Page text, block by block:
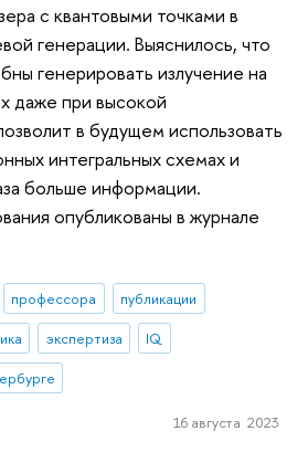
с квантовыми точками в
генерации. Выяснилось, что
генерировать излучение на
даже при высокой
в будущем использовать
интегральных схемах и
больше информации.
опубликованы в журнале
профессора
публикации
экспертиза
IQ
16 августа 2023